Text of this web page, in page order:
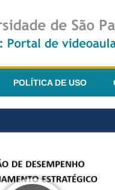
POLÍTICA DE USO